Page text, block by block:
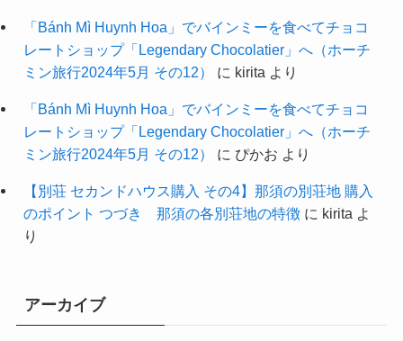
「Bánh Mì Huynh Hoa」でバインミーを食べてチョコ
レートショップ「Legendary Chocolatier」へ（ホーチ
ミン旅行2024年5月 その12）
に kirita より
「Bánh Mì Huynh Hoa」でバインミーを食べてチョコ
レートショップ「Legendary Chocolatier」へ（ホーチ
ミン旅行2024年5月 その12）
に ぴかお より
【別荘 セカンドハウス購入 その4】那須の別荘地 購入
のポイント つづき 那須の各別荘地の特徴に kirita よ
り
アーカイブ